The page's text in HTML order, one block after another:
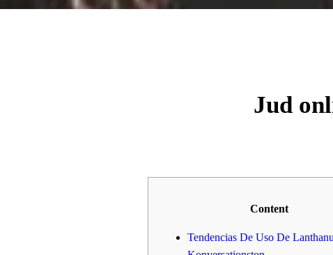
Jud
Content
Tendencias De Uso De